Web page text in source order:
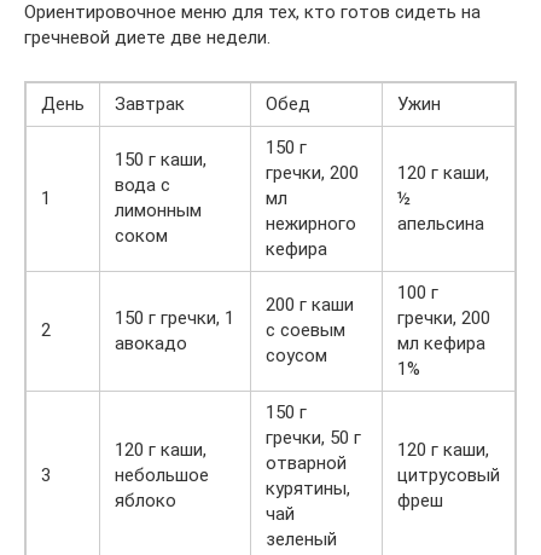
Ориентировочное меню для тех, кто готов сидеть на
гречневой диете две недели.
День Завтрак Обед Ужин
1
150 г каши,
вода с
лимонным
соком
150 г
гречки, 200
мл
нежирного
кефира
120 г каши,
½
апельсина
2
150 г гречки, 1
авокадо
200 г каши
с соевым
соусом
100 г
гречки, 200
мл кефира
1%
3
120 г каши,
небольшое
яблоко
150 г
гречки, 50 г
отварной
курятины,
чай
зеленый
120 г каши,
цитрусовый
фреш